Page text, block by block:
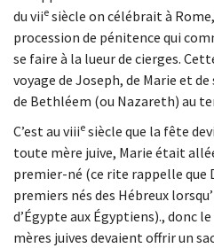
du viie siècle on célébrait à
procession de pénitence qui
se faire à la lueur de cierges.
voyage de Joseph, de Marie et
de Bethléem (ou Nazareth) au
C’est au viiie siècle que la fête
toute mère juive, Marie était
premier-né (ce rite rappelle que
premiers nés des Hébreux
d’Égypte aux Égyptiens)., donc
mères juives devaient offrir un